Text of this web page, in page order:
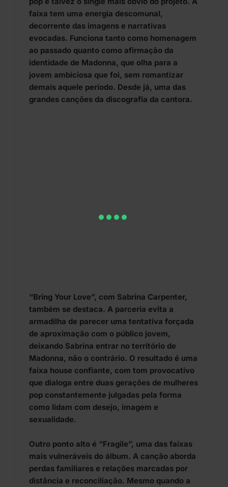
faixa tem uma energia descomunal,
decorrente das imagens e narrativas
evocadas. Funciona tanto como homenagem
ao passado quanto como afirmação da
identidade de Madonna, que olha para a
jovem ambiciosa que foi, sem romantizar
demais aquele período. Desde já, uma das
grandes canções da discografia da cantora.
“Bring Your Love”, com Sabrina Carpenter,
também se destaca. A parceria evita a
armadilha de parecer uma tentativa forçada
de aproximação com o público jovem,
deixando Sabrina entrar no território de
Madonna, não o contrário. O resultado é uma
faixa house confiante, com tom provocativo
que dialoga entre duas gerações de mulheres
pop constantemente julgadas pela forma
como lidam com desejo, imagem e
sexualidade.
Outro ponto alto é “Fragile”, uma das faixas
mais vulneráveis do álbum. A canção aborda
perdas familiares e relações marcadas por
distância e reconciliação. Mesmo quando a